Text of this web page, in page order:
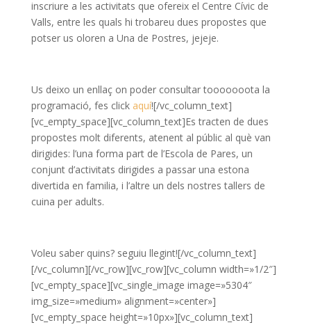
inscriure a les activitats que ofereix el Centre Cívic de
Valls, entre les quals hi trobareu dues propostes que
potser us oloren a Una de Postres, jejeje.
Us deixo un enllaç on poder consultar tooooooota la
programació, fes click aquí![/vc_column_text]
[vc_empty_space][vc_column_text]Es tracten de dues
propostes molt diferents, atenent al públic al què van
dirigides: l’una forma part de l’Escola de Pares, un
conjunt d’activitats dirigides a passar una estona
divertida en familia, i l’altre un dels nostres tallers de
cuina per adults.
Voleu saber quins? seguiu llegint![/vc_column_text]
[/vc_column][/vc_row][vc_row][vc_column width=»1/2″]
[vc_empty_space][vc_single_image image=»5304″
img_size=»medium» alignment=»center»]
[vc_empty_space height=»10px»][vc_column_text]